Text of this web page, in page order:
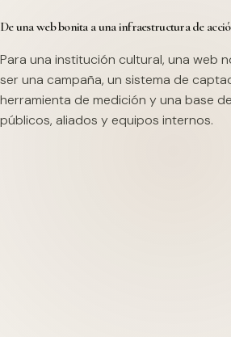
De una web bonita a una infraestructura de
Para una institución cultural, una web
ser una campaña, un sistema de
herramienta de medición y una base
públicos, aliados y equipos internos.